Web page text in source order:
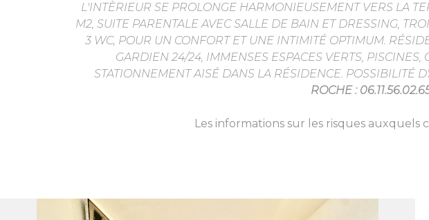
L'INTÈRIEUR SE PROLONGE HARMONIEUSEMENT VERS LA
M2, SUITE PARENTALE AVEC SALLE DE BAIN ET DRESSING,
3 WC, POUR UN CONFORT ET UNE INTIMITÉ OPTIMUM.
GARDIEN 24/24, IMMENSES ESPACES VERTS,
STATIONNEMENT AISÉ DANS LA RÉSIDENCE. POSSIBILITÉ
ROCHE :
Les informations sur les risques auxquels